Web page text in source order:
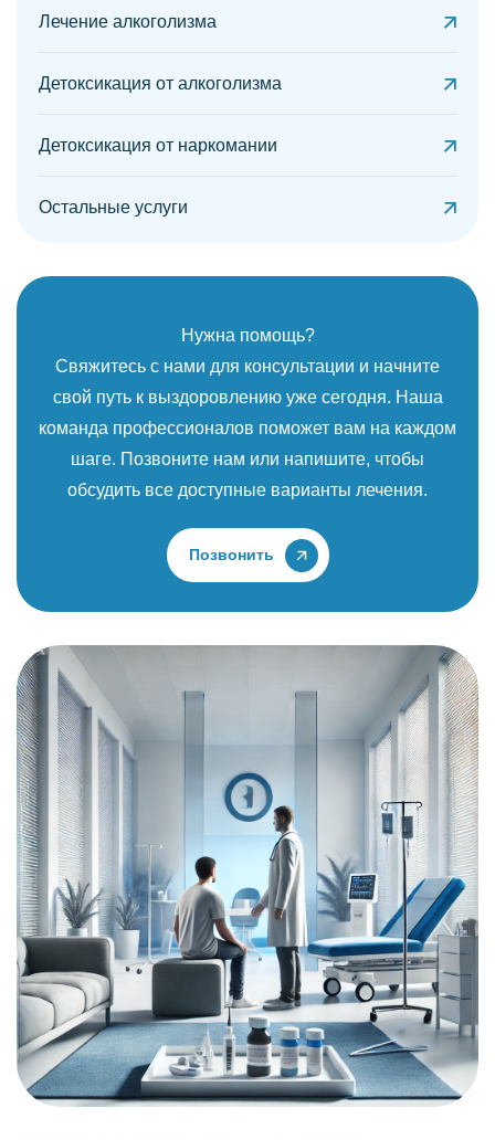
Лечение алкоголизма
Детоксикация от алкоголизма
Детоксикация от наркомании
Остальные услуги
Нужна помощь?
Свяжитесь с нами для консультации и начните
свой путь к выздоровлению уже сегодня. Наша
команда профессионалов поможет вам на каждом
шаге. Позвоните нам или напишите, чтобы
обсудить все доступные варианты лечения.
Позвонить